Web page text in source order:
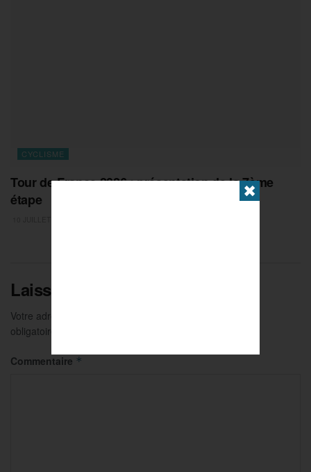
CYCLISME
Tour de France 2026 : présentation de la 7ème
étape
Laisser un commentaire
Votre adresse e-mail ne sera pas publiée.
obligatoires sont indiqués avec
Commentaire *
✖